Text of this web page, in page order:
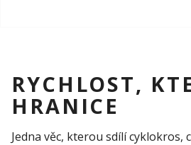
RYCHLOST,
HRANICE
Jedna věc, kterou sdílí cyklokros,